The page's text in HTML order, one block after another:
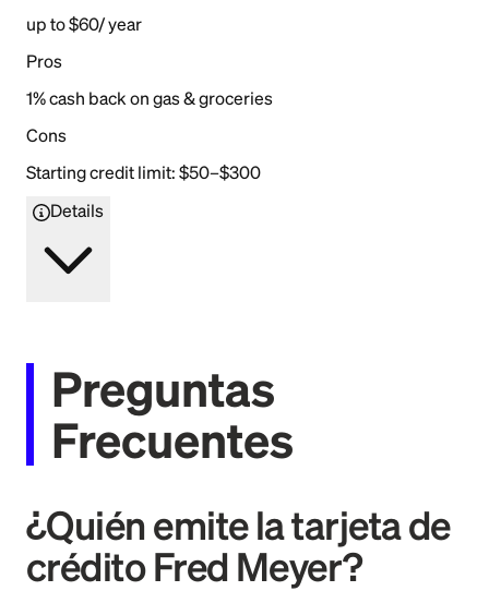
up to $60/ year
Pros
1% cash back on gas & groceries
Cons
Starting credit limit: $50–$300
Details
Preguntas
Frecuentes
¿Quién emite la tarjeta de
crédito Fred Meyer?